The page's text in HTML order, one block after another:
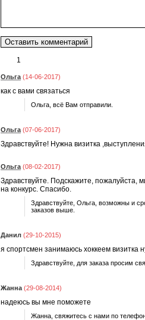
1
Ольга (14-06-2017)
как с вами связаться
Ольга, всё Вам отправили.
Ольга (07-06-2017)
Здравствуйте! Нужна визитка
Ольга (08-02-2017)
Здравствуйте. Подскажите, пожалуйста,
на конкурс. Спасибо.
Здравствуйте, Ольга, возможны и
заказов выше.
Данил (29-10-2015)
я спортсмен занимаюсь хоккеем визитка
Здравствуйте, для заказа просим
Жанна (29-08-2014)
надеюсь вы мне поможете
Жанна, свяжитесь с нами по